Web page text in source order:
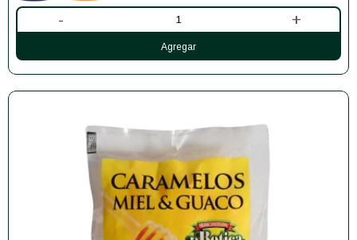
- +